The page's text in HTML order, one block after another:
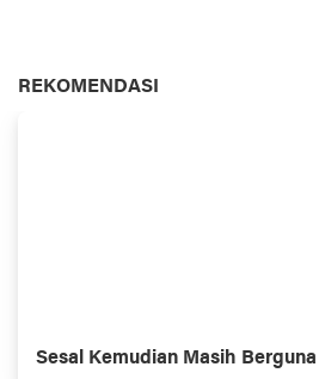
REKOMENDASI
Sesal Kemudian Masih Berguna